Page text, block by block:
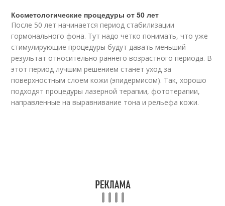
Косметологические процедуры от 50 лет
После 50 лет начинается период стабилизации
гормонального фона. Тут надо четко понимать, что уже
стимулирующие процедуры будут давать меньший
результат относительно раннего возрастного периода. В
этот период лучшим решением станет уход за
поверхностным слоем кожи (эпидермисом). Так, хорошо
подходят процедуры лазерной терапии, фототерапии,
направленные на выравнивание тона и рельефа кожи.